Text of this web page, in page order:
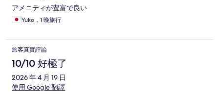
アメニティが豊富で良い
Yuko，1 晚旅行
旅客真實評論
10/10 好極了
2026 年 4 月 19 日
使用 Google 翻譯